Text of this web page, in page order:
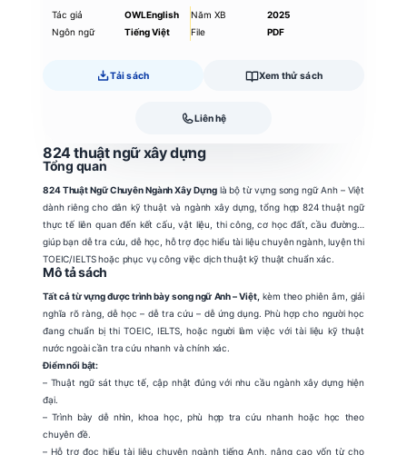
Tác giả
OWLEnglish
Ngôn ngữ
Tiếng Việt
Năm XB
2025
File
PDF
Tải sách Xem thử sách
Liên hệ
824 thuật ngữ xây dựng
Tổng quan
824 Thuật Ngữ Chuyên Ngành Xây Dựnglà bộ từ vựng song ngữ Anh – Việt
dành riêng cho dân kỹ thuật và ngành xây dựng, tổng hợp 824 thuật ngữ
thực tế liên quan đến kết cấu, vật liệu, thi công, cơ học đất, cầu đường…
giúp bạn dễ tra cứu, dễ học, hỗ trợ đọc hiểu tài liệu chuyên ngành, luyện thi
TOEIC/IELTS hoặc phục vụ công việc dịch thuật kỹ thuật chuẩn xác.
Mô tả sách
Tất cả từ vựng được trình bày song ngữ Anh – Việt, kèm theo phiên âm, giải
nghĩa rõ ràng, dễ học – dễ tra cứu – dễ ứng dụng. Phù hợp cho người học
đang chuẩn bị thi TOEIC, IELTS, hoặc người làm việc với tài liệu kỹ thuật
nước ngoài cần tra cứu nhanh và chính xác.
Điểm nổi bật:
– Thuật ngữ sát thực tế, cập nhật đúng với nhu cầu ngành xây dựng hiện
đại.
– Trình bày dễ nhìn, khoa học, phù hợp tra cứu nhanh hoặc học theo
chuyên đề.
– Hỗ trợ đọc hiểu tài liệu chuyên ngành tiếng Anh, nâng cao vốn từ cho